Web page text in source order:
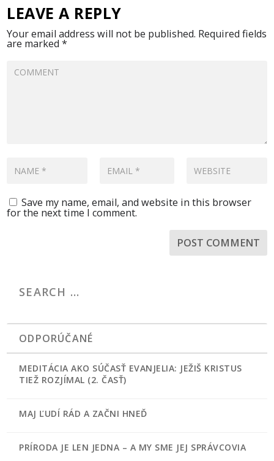
LEAVE A REPLY
Your email address will not be published. Required fields
are marked*
Save my name, email, and website in this browser
for the next time I comment.
ODPORÚČANÉ
MEDITÁCIA AKO SÚČASŤ EVANJELIA: JEŽIŠ KRISTUS
TIEŽ ROZJÍMAL (2. ČASŤ)
MAJ ĽUDÍ RÁD A ZAČNI HNEĎ
PRÍRODA JE LEN JEDNA – A MY SME JEJ SPRÁVCOVIA